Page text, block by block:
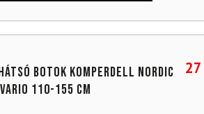
botok KOMPERDELL Nordic
110-155 cm